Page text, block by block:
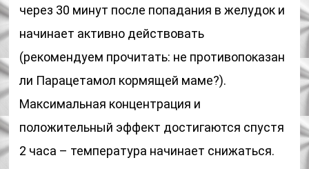
через 30 минут после попадания в желудок и
начинает активно действовать
(рекомендуем прочитать: не противопоказан
ли Парацетамол кормящей маме?).
Максимальная концентрация и
положительный эффект достигаются спустя
2 часа – температура начинает снижаться.